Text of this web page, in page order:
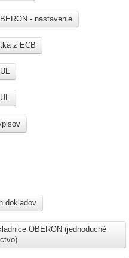
- nastavenie
z ECB
dokladov
OBERON (jednoduché